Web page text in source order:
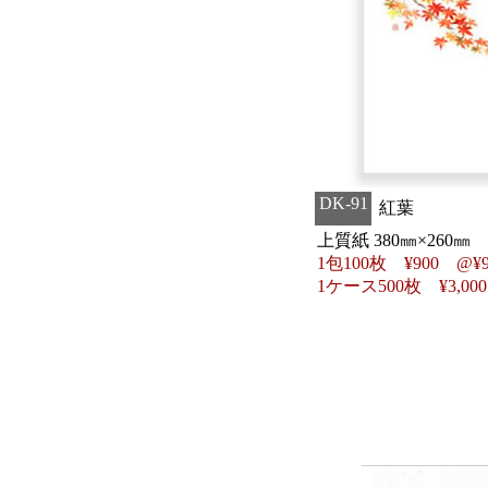
DK-91
紅葉
上質紙 380㎜×260㎜
1包100枚 ¥900 @¥
1ケース500枚 ¥